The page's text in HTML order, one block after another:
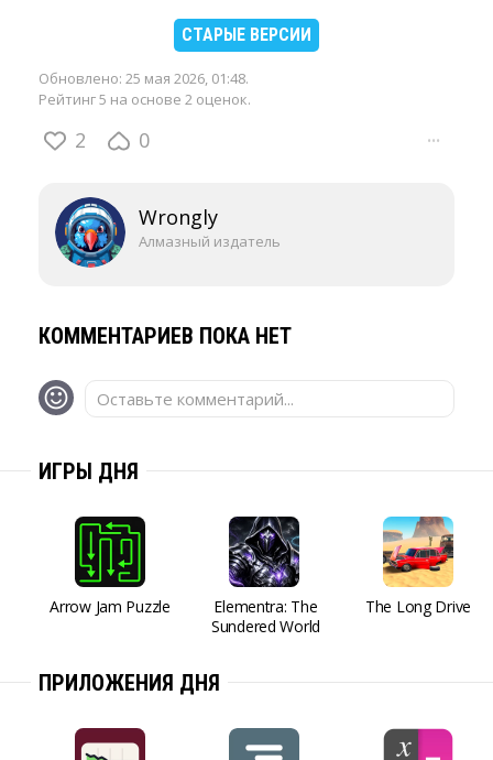
СТАРЫЕ ВЕРСИИ
Обновлено: 25 мая 2026, 01:48.
Рейтинг 5 на основе 2 оценок.
2 0 ···
Wrongly
Алмазный издатель
КОММЕНТАРИЕВ ПОКА НЕТ
Оставьте комментарий...
ИГРЫ ДНЯ
Arrow Jam Puzzle
Elementra: The
Sundered World
The Long Drive
ПРИЛОЖЕНИЯ ДНЯ